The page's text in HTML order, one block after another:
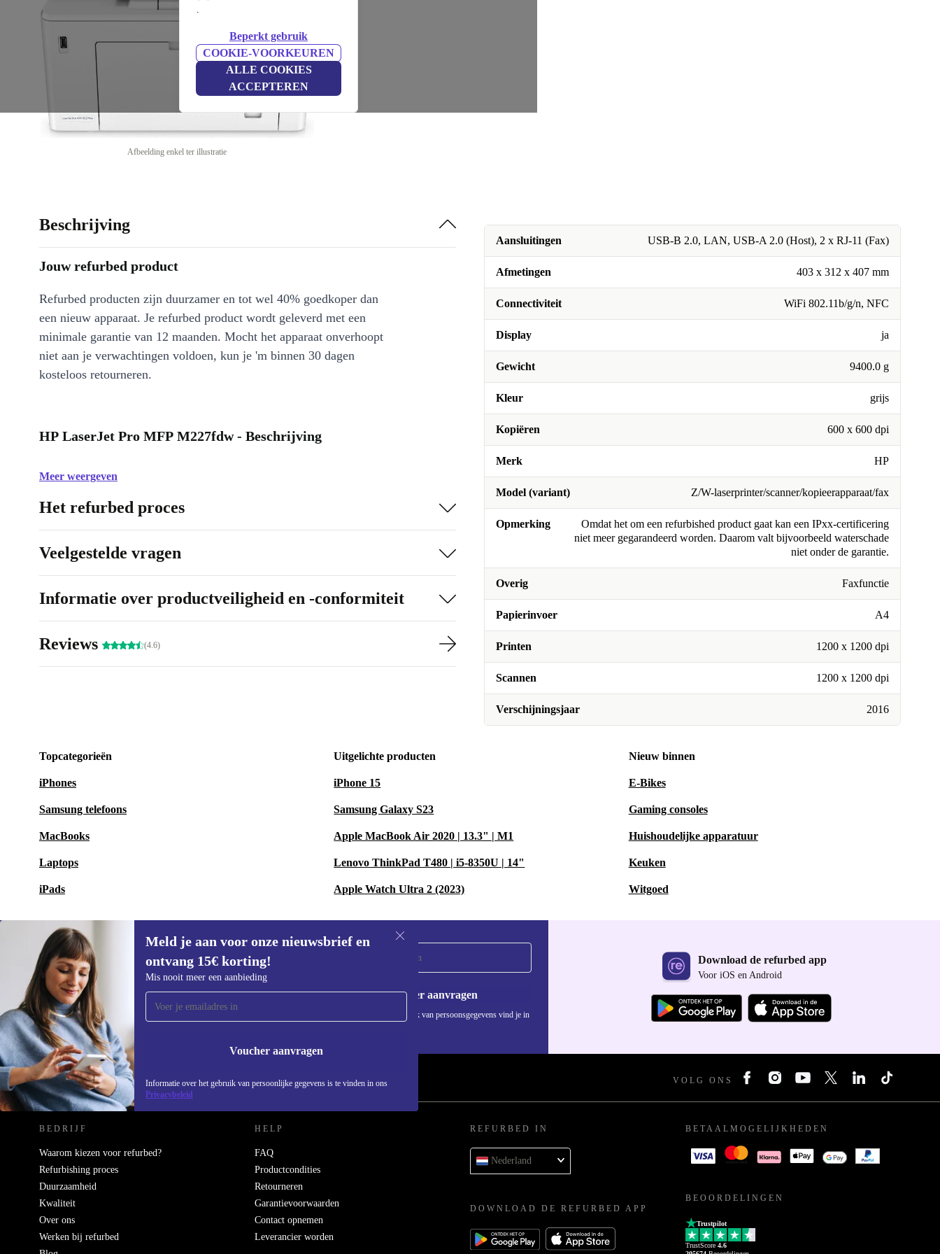
.
Beperkt gebruik
COOKIE-VOORKEUREN
ALLE COOKIES
ACCEPTEREN
Afbeelding enkel ter illustratie
Aansluitingen USB-B 2.0, LAN, USB-A 2.0 (Host), 2 x RJ-11 (Fax)
Afmetingen 403 x 312 x 407 mm
Connectiviteit WiFi 802.11b/g/n, NFC
Display ja
Gewicht 9400.0 g
Kleur grijs
Kopiëren 600 x 600 dpi
Merk HP
Model (variant) Z/W-laserprinter/scanner/kopieerapparaat/fax
Opmerking
Omdat het om een refurbished product gaat kan een IPxx-certificering
niet meer gegarandeerd worden. Daarom valt bijvoorbeeld waterschade
niet onder de garantie.
Overig Faxfunctie
Papierinvoer A4
Printen 1200 x 1200 dpi
Scannen 1200 x 1200 dpi
Verschijningsjaar 2016
Beschrijving
Jouw refurbed product
Refurbed producten zijn duurzamer en tot wel 40% goedkoper dan
een nieuw apparaat. Je refurbed product wordt geleverd met een
minimale garantie van 12 maanden. Mocht het apparaat onverhoopt
niet aan je verwachtingen voldoen, kun je 'm binnen 30 dagen
kosteloos retourneren.
HP LaserJet Pro MFP M227fdw - Beschrijving
Meer weergeven
Het refurbed proces
Veelgestelde vragen
Informatie over productveiligheid en -conformiteit
Reviews (4.6)
Topcategorieën
iPhones
Samsung telefoons
MacBooks
Laptops
iPads
Uitgelichte producten
iPhone 15
Samsung Galaxy S23
Apple MacBook Air 2020 | 13.3" | M1
Lenovo ThinkPad T480 | i5-8350U | 14"
Apple Watch Ultra 2 (2023)
Nieuw binnen
E-Bikes
Gaming consoles
Huishoudelijke apparatuur
Keuken
Witgoed
Meld je aan voor onze nieuwsbrief en
ontvang 15€ korting!
Mis nooit meer een aanbieding
Voucher aanvragen
Informatie over het gebruik van persoonlijke gegevens is te vinden in ons
Privacybeleid
Meld je aan voor onze nieuwsbrief en
ontvang €15 korting!
Mis nooit meer een aanbieding.
Voucher aanvragen
Informatie over het gebruik van persoonsgegevens vind je in
Download de refurbed app
Voor iOS en Android
REFURBED NEDERLAND - RETHINK NEW. VOLG ONS
BEDRIJF
Waarom kiezen voor refurbed?
Refurbishing proces
Duurzaamheid
Kwaliteit
Over ons
Werken bij refurbed
HELP
FAQ
Productcondities
Retourneren
Garantievoorwaarden
Contact opnemen
Leverancier worden
REFURBED IN
Nederland
DOWNLOAD DE REFURBED APP
BETAALMOGELIJKHEDEN
BEOORDELINGEN
Trustpilot
TrustScore 4.6